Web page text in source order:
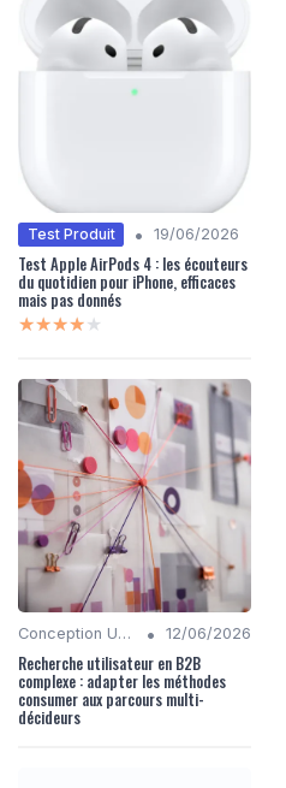
Test Produit • 19/06/2026
Test Apple AirPods 4 : les écouteurs
du quotidien pour iPhone, efficaces
mais pas donnés
★★★★★
★★★★★
Conception UX/UI • 12/06/2026
Recherche utilisateur en B2B
complexe : adapter les méthodes
consumer aux parcours multi-
décideurs